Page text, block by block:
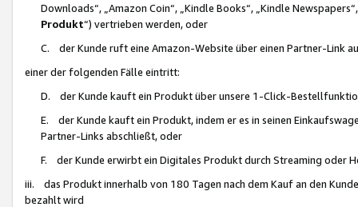
Downloads“, „Amazon Coin“, „Kindle Books“, „Kindle
Produkt“) vertrieben werden, oder
C. der Kunde ruft eine Amazon-Website über einen Partner-Link
einer der folgenden Fälle eintritt:
D. der Kunde kauft ein Produkt über unsere 1-Click-
E. der Kunde kauft ein Produkt, indem er es in seinen
Partner-Links abschließt, oder
F. der Kunde erwirbt ein Digitales Produkt durch Streaming oder
iii. das Produkt innerhalb von 180 Tagen nach dem Kauf an den
bezahlt wird